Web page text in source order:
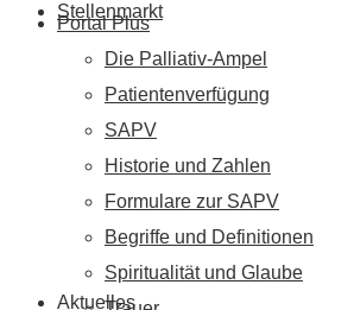
Stellenmarkt
Aktuelles
Portal Plus
Die Palliativ-Ampel
Patientenverfügung
SAPV
Historie und Zahlen
Formulare zur SAPV
Begriffe und Definitionen
Spiritualität und Glaube